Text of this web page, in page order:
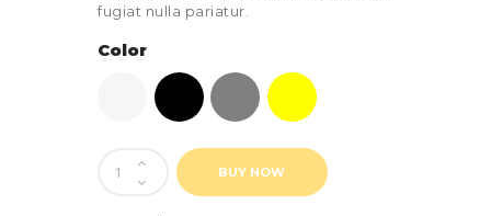
fugiat nulla pariatur.
Color
Quantity
BUY NOW